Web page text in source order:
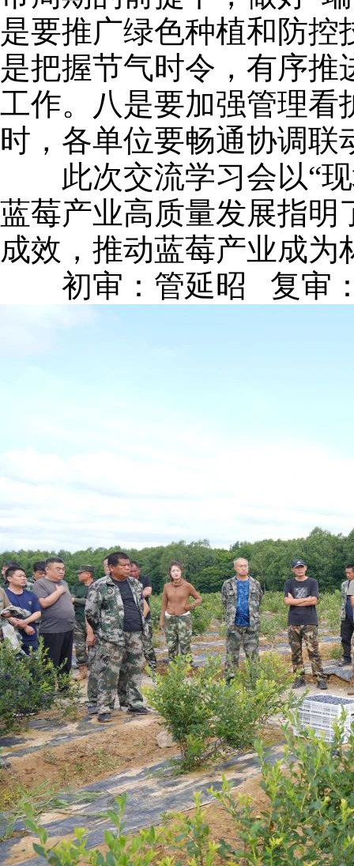
是要推广绿色种植和防
是把握节气时令，有序
工作。八是要加强管理看
时，各单位要畅通协调
此次交流学习会以“现
蓝莓产业高质量发展指明
成效，推动蓝莓产业成为
初审：管延昭 复审：